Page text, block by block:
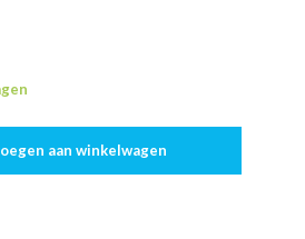
aan winkelwagen